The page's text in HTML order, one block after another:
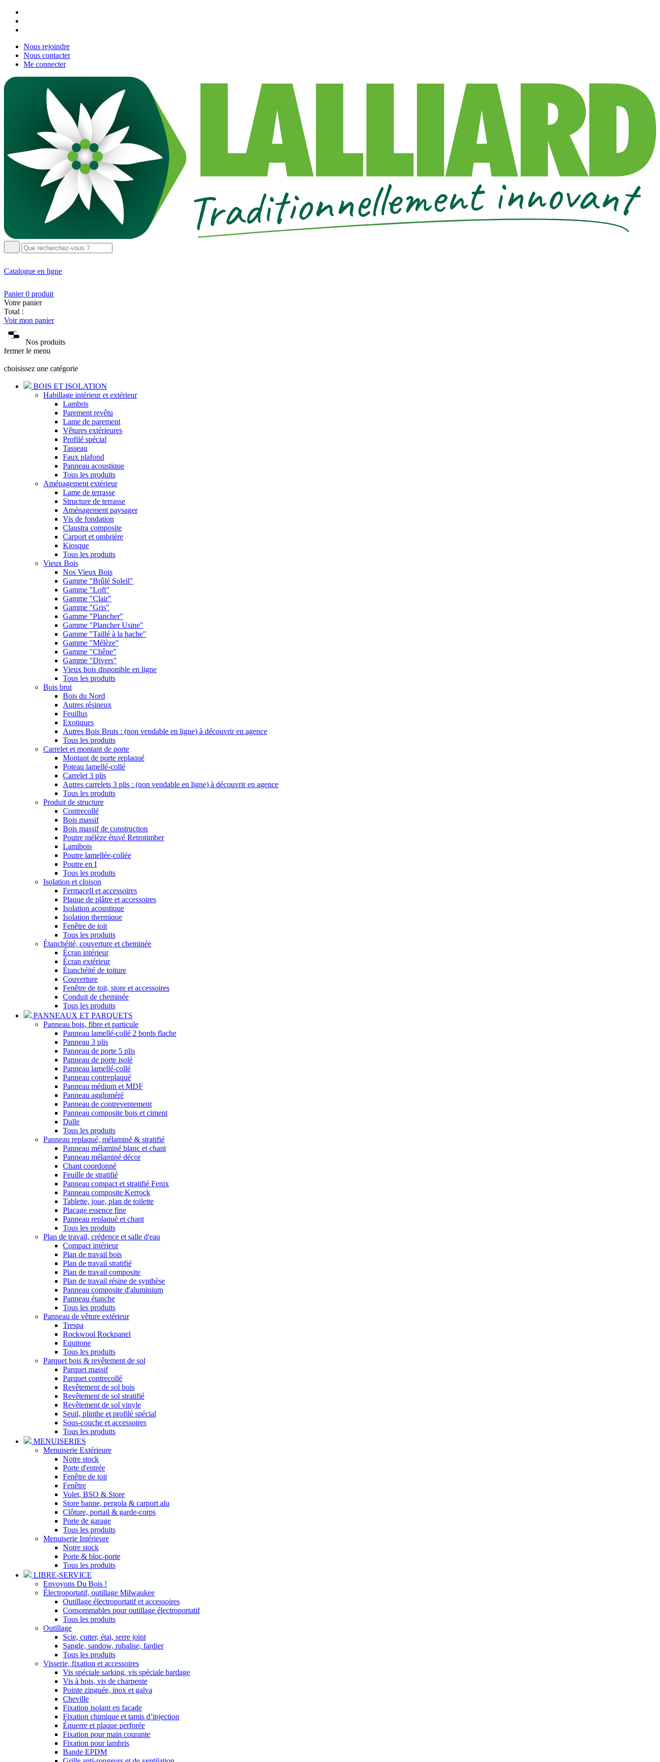
Nous rejoindre
Nous contacter
Me connecter
Catalogue en ligne
Panier 0 produit
Votre panier
Total :
Voir mon panier
Nos produits
fermer le menu
choisissez une catégorie
BOIS ET ISOLATION
Habillage intérieur et extérieur
Lambris
Parement revêtu
Lame de parement
Vêtures extérieures
Profilé spécial
Tasseau
Faux plafond
Panneau acoustique
Tous les produits
Aménagement extérieur
Lame de terrasse
Structure de terrasse
Aménagement paysager
Vis de fondation
Claustra composite
Carport et ombrière
Kiosque
Tous les produits
Vieux Bois
Nos Vieux Bois
Gamme "Brûlé Soleil"
Gamme "Loft"
Gamme "Clair"
Gamme "Gris"
Gamme "Plancher"
Gamme "Plancher Usine"
Gamme "Taillé à la hache"
Gamme "Mélèze"
Gamme "Chêne"
Gamme "Divers"
Vieux bois disponible en ligne
Tous les produits
Bois brut
Bois du Nord
Autres résineux
Feuillus
Exotiques
Autres Bois Bruts : (non vendable en ligne) à découvrir en agence
Tous les produits
Carrelet et montant de porte
Montant de porte replaqué
Poteau lamellé-collé
Carrelet 3 plis
Autres carrelets 3 plis : (non vendable en ligne) à découvrir en agence
Tous les produits
Produit de structure
Contrecollé
Bois massif
Bois massif de construction
Poutre mélèze étuvé Retrotimber
Lamibois
Poutre lamellée-collée
Poutre en I
Tous les produits
Isolation et cloison
Fermacell et accessoires
Plaque de plâtre et accessoires
Isolation acoustique
Isolation thermique
Fenêtre de toit
Tous les produits
Étanchéité, couverture et cheminée
Écran intérieur
Écran extérieur
Étanchéité de toiture
Couverture
Fenêtre de toit, store et accessoires
Conduit de cheminée
Tous les produits
PANNEAUX ET PARQUETS
Panneau bois, fibre et particule
Panneau lamellé-collé 2 bords flache
Panneau 3 plis
Panneau de porte 5 plis
Panneau de porte isolé
Panneau lamellé-collé
Panneau contreplaqué
Panneau médium et MDF
Panneau aggloméré
Panneau de contreventement
Panneau composite bois et ciment
Dalle
Tous les produits
Panneau replaqué, mélaminé & stratifié
Panneau mélaminé blanc et chant
Panneau mélaminé décor
Chant coordonné
Feuille de stratifié
Panneau compact et stratifié Fenix
Panneau composite Kerrock
Tablette, joue, plan de toilette
Placage essence fine
Panneau replaqué et chant
Tous les produits
Plan de travail, crédence et salle d'eau
Compact intérieur
Plan de travail bois
Plan de travail stratifié
Plan de travail composite
Plan de travail résine de synthèse
Panneau composite d'aluminium
Panneau étanche
Tous les produits
Panneau de vêture extérieur
Trespa
Rockwool Rockpanel
Equitone
Tous les produits
Parquet bois & revêtement de sol
Parquet massif
Parquet contrecollé
Revêtement de sol bois
Revêtement de sol stratifié
Revêtement de sol vinyle
Seuil, plinthe et profilé spécial
Sous-couche et accessoires
Tous les produits
MENUISERIES
Menuiserie Extérieure
Notre stock
Porte d'entrée
Fenêtre de toit
Fenêtre
Volet, BSO & Store
Store banne, pergola & carport alu
Clôture, portail & garde-corps
Porte de garage
Tous les produits
Menuiserie Intérieure
Notre stock
Porte & bloc-porte
Tous les produits
LIBRE-SERVICE
Envoyons Du Bois !
Électroportatif, outillage Milwaukee
Outillage électroportatif et accessoires
Consommables pour outillage électroportatif
Tous les produits
Outillage
Scie, cutter, étai, serre joint
Sangle, sandow, rubalise, fardier
Tous les produits
Visserie, fixation et accessoires
Vis spéciale sarking, vis spéciale bardage
Vis à bois, vis de charpente
Pointe zinguée, inox et galva
Cheville
Fixation isolant en façade
Fixation chimique et tamis d’injection
Équerre et plaque perforée
Fixation pour main courante
Fixation pour lambris
Bande EPDM